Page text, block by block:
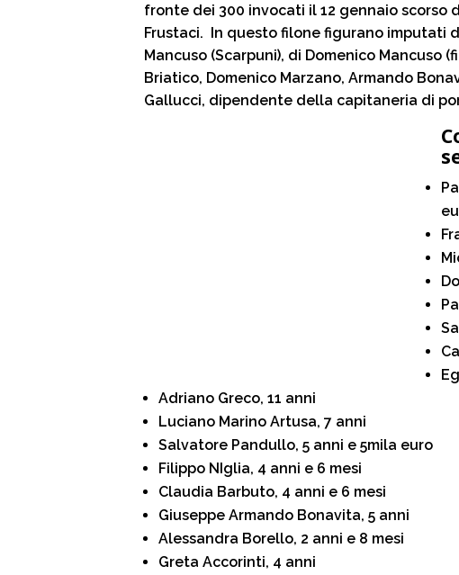
fronte dei 300 invocati il 12 gennaio scorso
Frustaci. In questo filone figurano imputati
Mancuso (Scarpuni), di Domenico Mancuso
Briatico, Domenico Marzano, Armando
Gallucci, dipendente della capitaneria di
Adriano Greco, 11 anni
Luciano Marino Artusa, 7 anni
Salvatore Pandullo, 5 anni e 5mila euro
Filippo NIglia, 4 anni e 6 mesi
Claudia Barbuto, 4 anni e 6 mesi
Giuseppe Armando Bonavita, 5 anni
Alessandra Borello, 2 anni e 8 mesi
Greta Accorinti, 4 anni